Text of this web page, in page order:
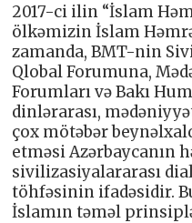
2017-ci ilin “İslam
ölkəmizin İslam
zamanda, BMT-nin
Qlobal Forumuna,
Forumları və Bakı
dinlərarası,
çox mötəbər
etməsi Azərbaycanın
sivilizasiyalararası
töhfəsinin ifadəsidir.
İslamın təməl